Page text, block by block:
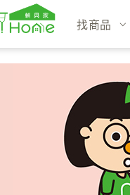
找商品